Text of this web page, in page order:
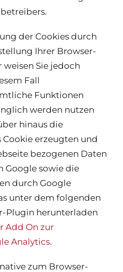
der Cookies durch
Ihrer Browser-
Sie jedoch
Fall
Funktionen
werden nutzen
hinaus die
Cookie erzeugten und
bezogenen Daten
Google sowie die
durch Google
unter dem folgenden
Plugin herunterladen
Add On zur
Analytics.
zum Browser-